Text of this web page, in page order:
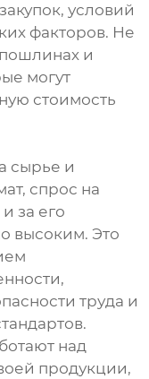
условий
факторов. Не
и
могут
стоимость
сырье и
спрос на
за его
высоким. Это
труда и
над
продукции,